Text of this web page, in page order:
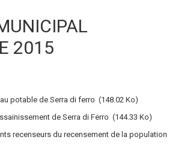
2015
potable de Serra di ferro (148.02 Ko)
de Serra di Ferro (144.33 Ko)
recenseurs du recensement de la population